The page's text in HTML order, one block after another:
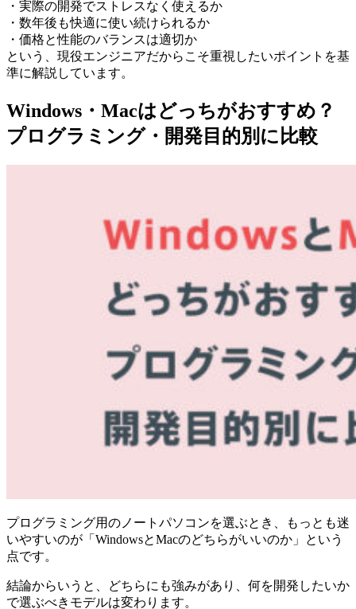
・実際の開発でストレスなく使えるか
・数年後も快適に使い続けられるか
・価格と性能のバランスは適切か
という、現役エンジニアだからこそ重視したいポイントを基
準に解説しています。
Windows・Macはどっちがおすすめ？
プログラミング・開発目的別に比較
プログラミング用のノートパソコンを選ぶとき、もっとも迷
いやすいのが「WindowsとMacのどちらがいいのか」という
点です。
結論からいうと、どちらにも強みがあり、何を開発したいか
で選ぶべきモデルは変わります。